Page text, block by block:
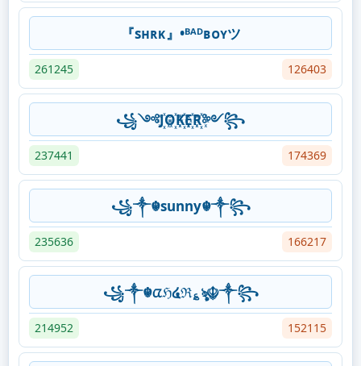
『sʜʀᴋ』•ᴮᴬᴰʙᴏʏツ
261245 126403
꧁༺J꙰O꙰K꙰E꙰R꙰༻꧂
237441 174369
꧁༒☬sunny☬༒꧂
235636 166217
꧁༒☬ᤂℌ໔ℜ؏ৡ☬༒꧂
214952 152115